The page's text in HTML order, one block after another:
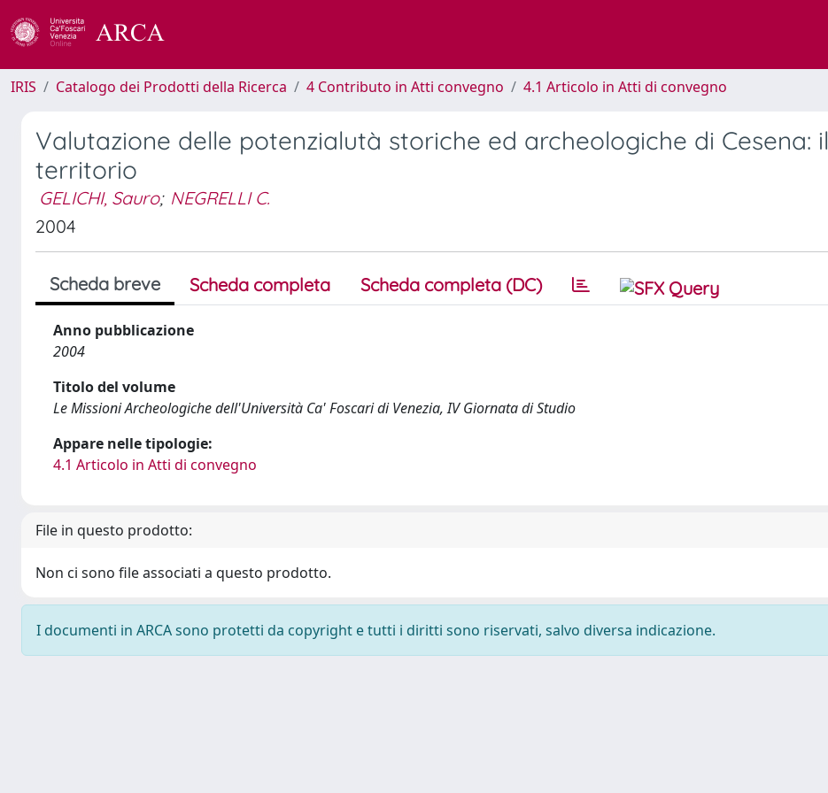
IRIS Catalogo dei Prodotti della Ricerca 4 Contributo in Atti convegno 4.1 Articolo in Atti di convegno
Valutazione delle potenzialutà storiche ed archeologiche di Cesena: il
territorio
GELICHI, Sauro; NEGRELLI C.
2004
Scheda breve Scheda completa Scheda completa (DC)
Anno pubblicazione
2004
Titolo del volume
Le Missioni Archeologiche dell'Università Ca' Foscari di Venezia, IV Giornata di Studio
Appare nelle tipologie:
4.1 Articolo in Atti di convegno
File in questo prodotto:
Non ci sono file associati a questo prodotto.
I documenti in ARCA sono protetti da copyright e tutti i diritti sono riservati, salvo diversa indicazione.